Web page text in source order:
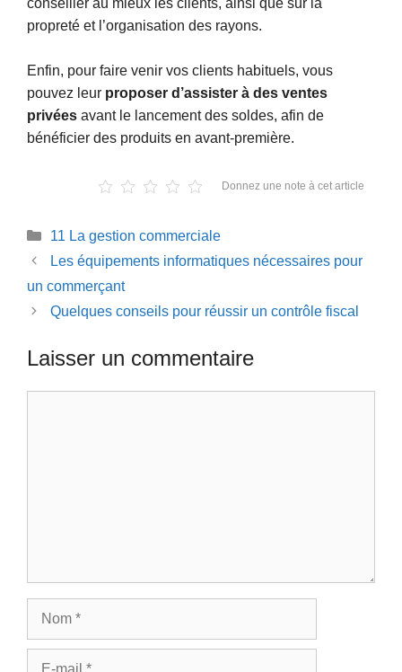
propreté et l’organisation des rayons.
Enfin, pour faire venir vos clients habituels, vous
pouvez leur proposer d’assister à des ventes
privées avant le lancement des soldes, afin de
bénéficier des produits en avant-première.
Donnez une note à cet article
Catégories
11 La gestion commerciale
Les équipements informatiques nécessaires pour
un commerçant
Quelques conseils pour réussir un contrôle fiscal
Laisser un commentaire